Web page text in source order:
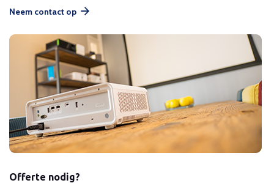
Neem contact op
Offerte nodig?